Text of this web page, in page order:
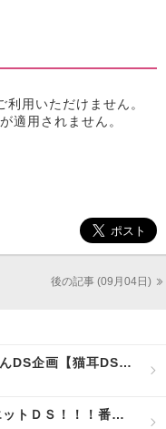
用いただけません。
適用されません。
後の記事 (09月04日)
4/17(金)runaちゃん×みくちゃんDS企画【猫耳DS】開催！
8/21（金）ちえもも全力ダイエットＤＳ！！！番外編 ～実食！！ヘルシー寒天雑炊～